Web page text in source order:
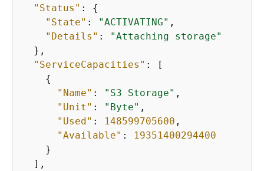
"Status" : {
"State" : "ACTIVATING" ,
"Details" :
"Attaching storage"
  },
"ServiceCapacities" : [
{
"Name" : "S3 Storage" ,
"Unit" : "Byte" ,
"Used" : 148599705600 ,
"Available" :
19351400294400
    }
  ],